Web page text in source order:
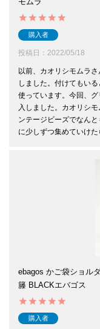
購入者
投稿日 2022/05/18
以前、カオリシモムラ
しました。付けてもい
使っています。今回、
入しました。カオリシ
ンテージビーズでなん
に少しずつ集めていけた
ebagos かご袋ショル
籐 BLACKエバゴス
購入者